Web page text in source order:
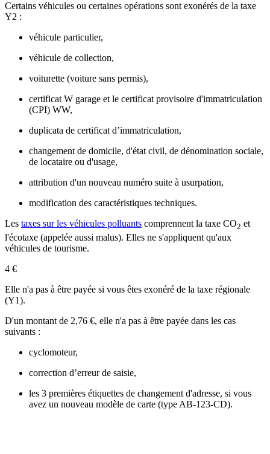
Certains véhicules ou certaines opérations sont exonérés de la taxe
Y2 :
véhicule particulier,
véhicule de collection,
voiturette (voiture sans permis),
certificat W garage et le certificat provisoire d'immatriculation
(CPI) WW,
duplicata de certificat d’immatriculation,
changement de domicile, d'état civil, de dénomination sociale,
de locataire ou d'usage,
attribution d'un nouveau numéro suite à usurpation,
modification des caractéristiques techniques.
Les taxes sur les véhicules polluants comprennent la taxe CO2 et
l'écotaxe (appelée aussi malus). Elles ne s'appliquent qu'aux
véhicules de tourisme.
4 €
Elle n'a pas à être payée si vous êtes exonéré de la taxe régionale
(Y1).
D'un montant de 2,76 €, elle n'a pas à être payée dans les cas
suivants :
cyclomoteur,
correction d’erreur de saisie,
les 3 premières étiquettes de changement d'adresse, si vous
avez un nouveau modèle de carte (type AB-123-CD).